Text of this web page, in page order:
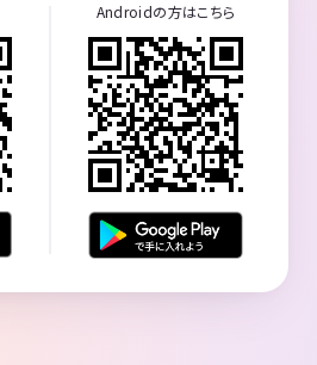
Androidの方はこちら